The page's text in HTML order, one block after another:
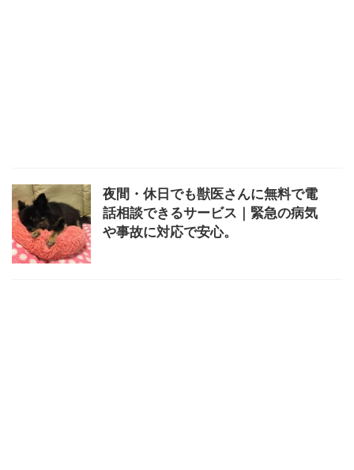
夜間・休日でも獣医さんに無料で電
話相談できるサービス｜緊急の病気
や事故に対応で安心。